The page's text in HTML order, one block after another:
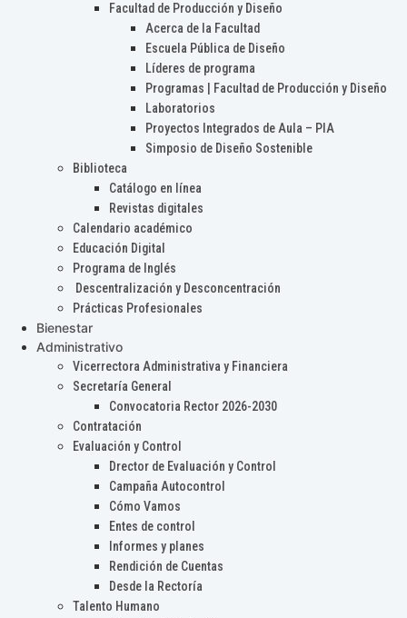
Facultad de Producción y Diseño
Acerca de la Facultad
Escuela Pública de Diseño
Líderes de programa
Programas | Facultad de Producción y Diseño
Laboratorios
Proyectos Integrados de Aula – PIA
Simposio de Diseño Sostenible
Biblioteca
Catálogo en línea
Revistas digitales
Calendario académico
Educación Digital
Programa de Inglés
Descentralización y Desconcentración
Prácticas Profesionales
Bienestar
Administrativo
Vicerrectora Administrativa y Financiera
Secretaría General
Convocatoria Rector 2026-2030
Contratación
Evaluación y Control
Drector de Evaluación y Control
Campaña Autocontrol
Cómo Vamos
Entes de control
Informes y planes
Rendición de Cuentas
Desde la Rectoría
Talento Humano